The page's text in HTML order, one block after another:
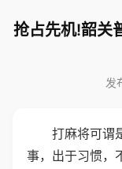
抢占先机!韶关
发
打麻将可谓
事，出于习惯，